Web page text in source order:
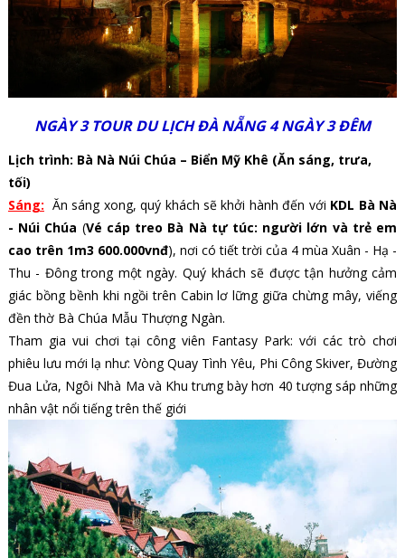
NGÀY 3 TOUR DU LỊCH ĐÀ NẴNG 4 NGÀY 3 ĐÊM
Lịch trình: Bà Nà Núi Chúa – Biển Mỹ Khê (Ăn sáng, trưa,
tối)
Sáng: Ăn sáng xong, quý khách sẽ khởi hành đến với KDL Bà Nà
- Núi Chúa (Vé cáp treo Bà Nà tự túc: người lớn và trẻ em
cao trên 1m3 600.000vnđ), nơi có tiết trời của 4 mùa Xuân - Hạ -
Thu - Đông trong một ngày. Quý khách sẽ được tận hưởng cảm
giác bồng bềnh khi ngồi trên Cabin lơ lững giữa chừng mây, viếng
đền thờ Bà Chúa Mẫu Thượng Ngàn.
Tham gia vui chơi tại công viên Fantasy Park: với các trò chơi
phiêu lưu mới lạ như: Vòng Quay Tình Yêu, Phi Công Skiver, Đường
Đua Lửa, Ngôi Nhà Ma và Khu trưng bày hơn 40 tượng sáp những
nhân vật nổi tiếng trên thế giới